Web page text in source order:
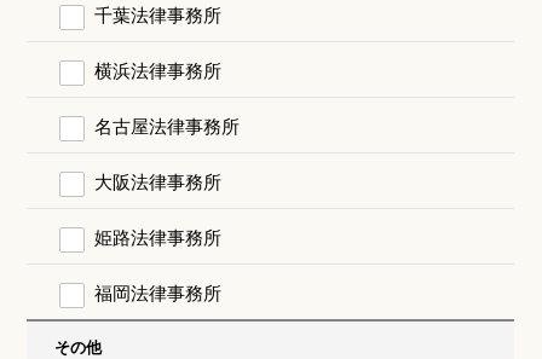
千葉法律事務所
横浜法律事務所
名古屋法律事務所
大阪法律事務所
姫路法律事務所
福岡法律事務所
その他